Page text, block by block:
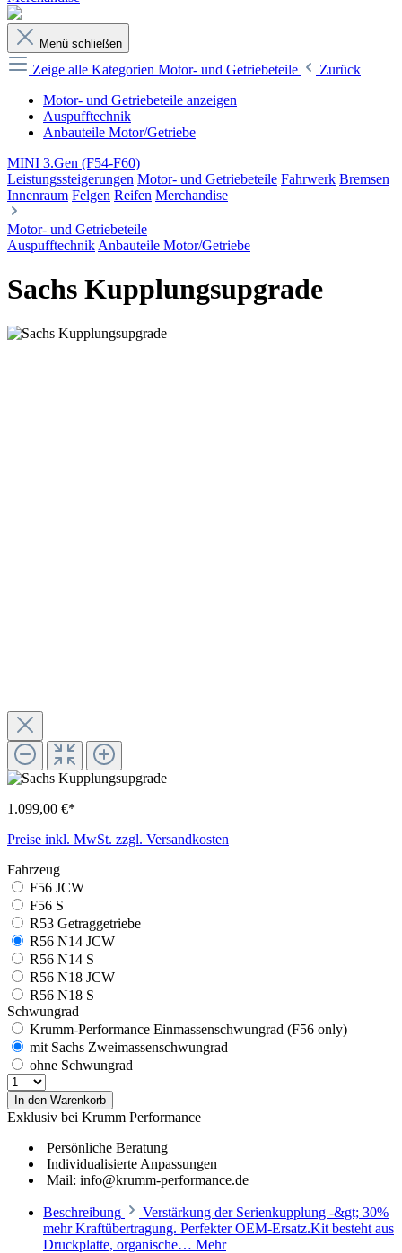
Menü schließen
Zeige alle Kategorien Motor- und Getriebeteile
Zurück
Motor- und Getriebeteile anzeigen
Auspufftechnik
Anbauteile Motor/Getriebe
MINI 3.Gen (F54-F60)
Leistungssteigerungen Motor- und Getriebeteile Fahrwerk Bremsen
Innenraum Felgen Reifen Merchandise
Motor- und Getriebeteile
Auspufftechnik Anbauteile Motor/Getriebe
Sachs Kupplungsupgrade
1.099,00 €*
Preise inkl. MwSt. zzgl. Versandkosten
Fahrzeug
F56 JCW
F56 S
R53 Getraggetriebe
R56 N14 JCW
R56 N14 S
R56 N18 JCW
R56 N18 S
Schwungrad
Krumm-Performance Einmassenschwungrad (F56 only)
mit Sachs Zweimassenschwungrad
ohne Schwungrad
In den Warenkorb
Exklusiv bei Krumm Performance
Persönliche Beratung
Individualisierte Anpassungen
Mail: info@krumm-performance.de
Beschreibung
Verstärkung der Serienkupplung -&gt; 30%
mehr Kraftübertragung. Perfekter OEM-Ersatz.Kit besteht aus
Druckplatte, organische… Mehr